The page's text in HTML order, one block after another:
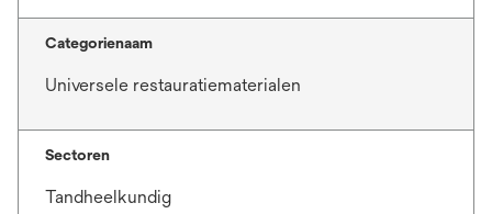
Categorienaam
Universele restauratiematerialen
Sectoren
Tandheelkundig